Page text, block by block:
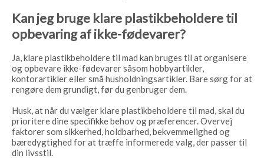
Kan jeg bruge klare plastikbeholdere til
opbevaring af ikke-fødevarer?
Ja, klare plastikbeholdere til mad kan bruges til at organisere
og opbevare ikke-fødevarer såsom hobbyartikler,
kontorartikler eller små husholdningsartikler. Bare sørg for at
rengøre dem grundigt, før du genbruger dem.
Husk, at når du vælger klare plastikbeholdere til mad, skal du
prioritere dine specifikke behov og præferencer. Overvej
faktorer som sikkerhed, holdbarhed, bekvemmelighed og
bæredygtighed for at træffe informerede valg, der passer til
din livsstil.